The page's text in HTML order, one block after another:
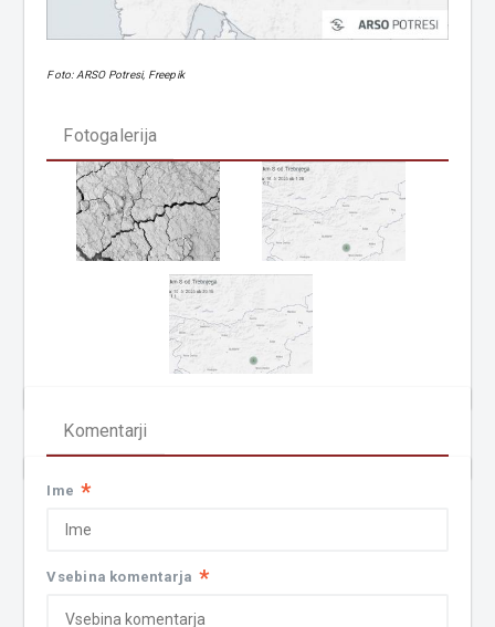
Foto: ARSO Potresi, Freepik
Fotogalerija
Komentarji
Ime *
Vsebina komentarja *